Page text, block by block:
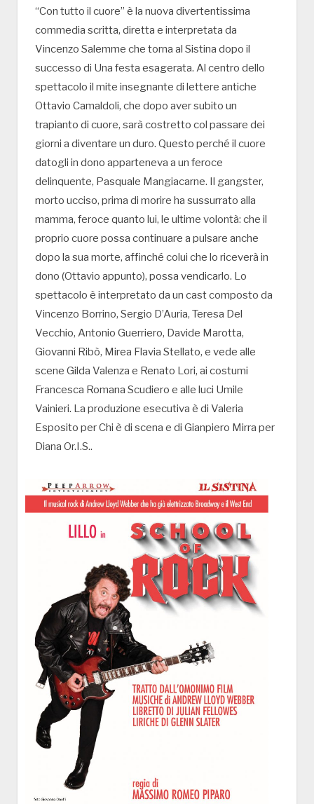
“Con tutto il cuore” è la nuova divertentissima
commedia scritta, diretta e interpretata da
Vincenzo Salemme che torna al Sistina dopo il
successo di Una festa esagerata. Al centro dello
spettacolo il mite insegnante di lettere antiche
Ottavio Camaldoli, che dopo aver subito un
trapianto di cuore, sarà costretto col passare dei
giorni a diventare un duro. Questo perché il cuore
datogli in dono apparteneva a un feroce
delinquente, Pasquale Mangiacarne. Il gangster,
morto ucciso, prima di morire ha sussurrato alla
mamma, feroce quanto lui, le ultime volontà: che il
proprio cuore possa continuare a pulsare anche
dopo la sua morte, affinché colui che lo riceverà in
dono (Ottavio appunto), possa vendicarlo. Lo
spettacolo è interpretato da un cast composto da
Vincenzo Borrino, Sergio D’Auria, Teresa Del
Vecchio, Antonio Guerriero, Davide Marotta,
Giovanni Ribò, Mirea Flavia Stellato, e vede alle
scene Gilda Valenza e Renato Lori, ai costumi
Francesca Romana Scudiero e alle luci Umile
Vainieri. La produzione esecutiva è di Valeria
Esposito per Chi è di scena e di Gianpiero Mirra per
Diana Or.I.S..